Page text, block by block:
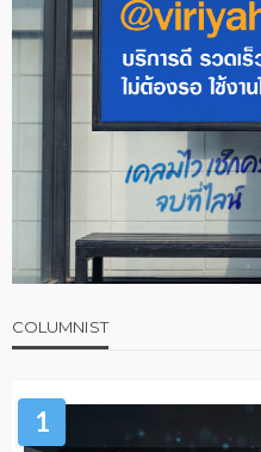
COLUMNIST
1